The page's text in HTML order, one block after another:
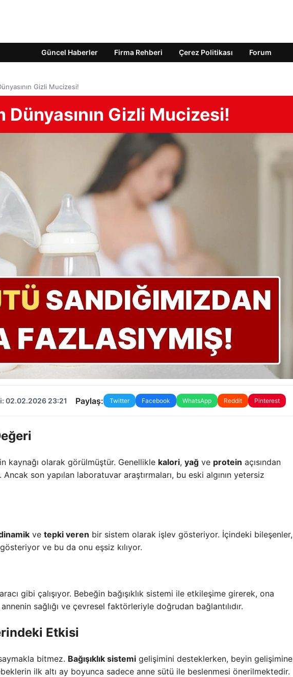
Güncel Haberler Firma Rehberi Çerez Politikası Forum
Gizli Mucizesi!
Dünyasının Gizli Mucizesi!
02.02.2026 23:21 Paylaş: Twitter Facebook WhatsApp Reddit Pinterest
kaynağı olarak görülmüştür. Genellikle kalori, yağ ve protein açısından
son yapılan laboratuvar araştırmaları, bu eski algının yetersiz
ve tepki veren bir sistem olarak işlev gösteriyor. İçindeki bileşenler,
ve bu da onu eşsiz kılıyor.
gibi çalışıyor. Bebeğin bağışıklık sistemi ile etkileşime girerek, ona
sağlığı ve çevresel faktörleriyle doğrudan bağlantılıdır.
Etkisi
bitmez. Bağışıklık sistemi gelişimini desteklerken, beyin gelişimine
ilk altı ay boyunca sadece anne sütü ile beslenmesi önerilmektedir.